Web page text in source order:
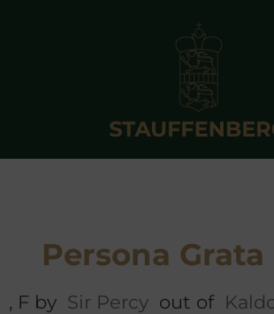
Persona Grata
, F by Sir Percy out of